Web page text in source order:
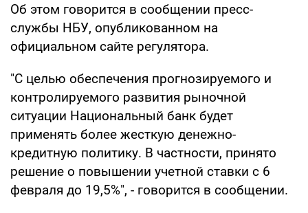
Об этом говорится в сообщении пресс-
службы НБУ, опубликованном на
официальном сайте регулятора.
"С целью обеспечения прогнозируемого и
контролируемого развития рыночной
ситуации Национальный банк будет
применять более жесткую денежно-
кредитную политику. В частности, принято
решение о повышении учетной ставки с 6
февраля до 19,5%", - говорится в сообщении.